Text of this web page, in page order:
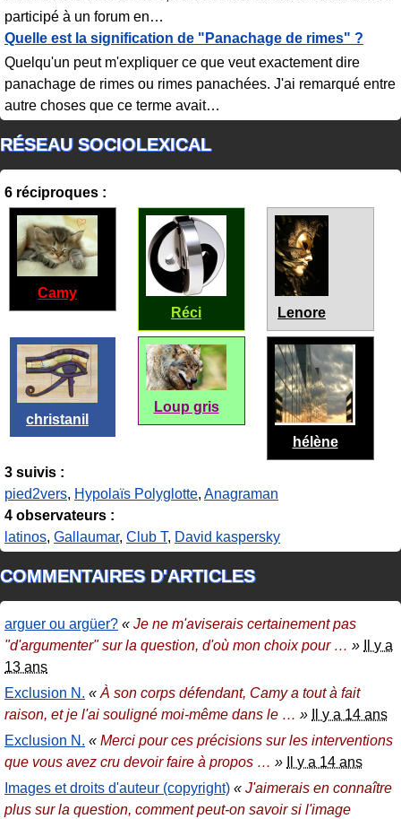
participé à un forum en…
Quelle est la signification de "Panachage de rimes" ?
Quelqu'un peut m'expliquer ce que veut exactement dire
panachage de rimes ou rimes panachées. J'ai remarqué entre
autre choses que ce terme avait…
RÉSEAU SOCIOLEXICAL
6 réciproques :
Camy
Réci
Lenore
christanil
Loup gris
hélène
3 suivis :
pied2vers, Hypolaïs Polyglotte, Anagraman
4 observateurs :
latinos, Gallaumar, Club T, David kaspersky
COMMENTAIRES D'ARTICLES
arguer ou argüer? « Je ne m'aviserais certainement pas
"d'argumenter" sur la question, d'où mon choix pour … » Il y a
13 ans
Exclusion N. « À son corps défendant, Camy a tout à fait
raison, et je l'ai souligné moi-même dans le … » Il y a 14 ans
Exclusion N. « Merci pour ces précisions sur les interventions
que vous avez cru devoir faire à propos … » Il y a 14 ans
Images et droits d'auteur (copyright) « J'aimerais en connaître
plus sur la question, comment peut-on savoir si l'image